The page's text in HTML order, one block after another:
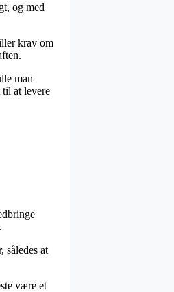
og med
krav om
man
at levere
således at
være et